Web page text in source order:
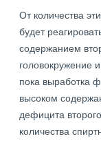
От количества
будет
содержанием
головокружение
пока выработка
высоком
дефицита
количества